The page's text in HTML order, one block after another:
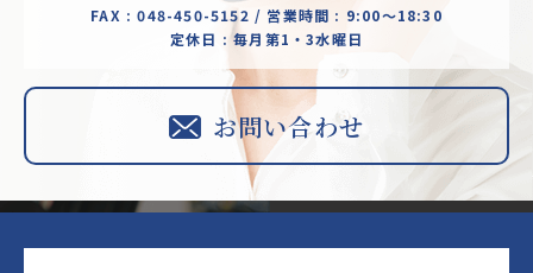
FAX : 048-450-5152 / 営業時間 : 9:00～18:30
定休日 : 毎月第1・3水曜日
お問い合わせ